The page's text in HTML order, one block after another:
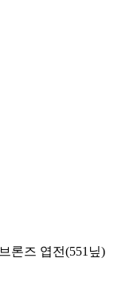
브론즈 엽전(551 닢)